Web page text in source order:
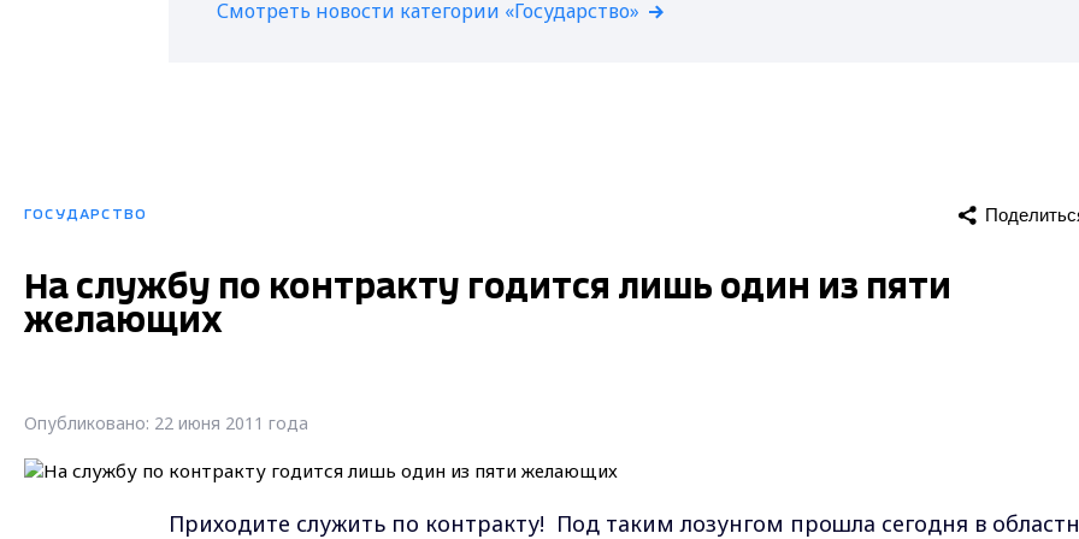
Смотреть новости категории «Государство»
ГОСУДАРСТВО
На службу по контракту годится лишь один из пяти
желающих
Опубликовано: 22 июня 2011 года
Приходите служить по контракту! Под таким лозунгом прошла сегодня в